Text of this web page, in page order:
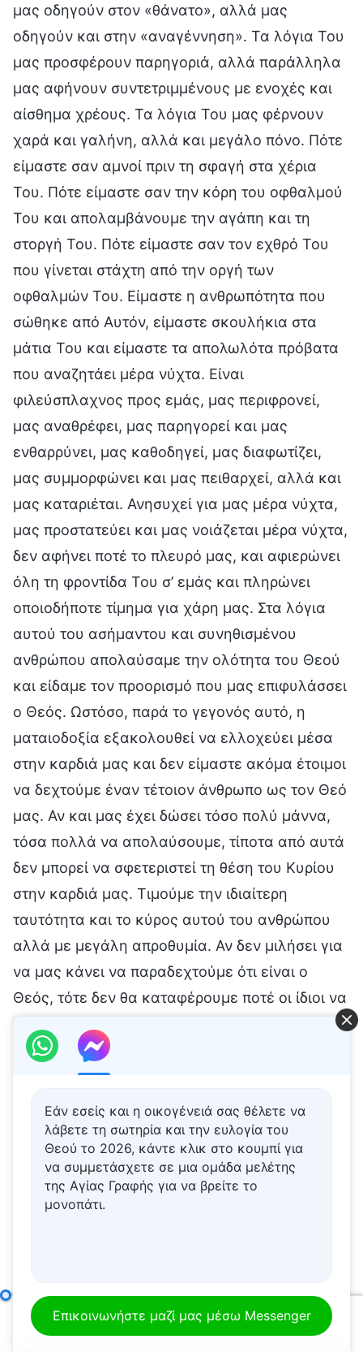
μας οδηγούν στον «θάνατο», αλλά μας
οδηγούν και στην «αναγέννηση». Τα λόγια Του
μας προσφέρουν παρηγοριά, αλλά παράλληλα
μας αφήνουν συντετριμμένους με ενοχές και
αίσθημα χρέους. Τα λόγια Του μας φέρνουν
χαρά και γαλήνη, αλλά και μεγάλο πόνο. Πότε
είμαστε σαν αμνοί πριν τη σφαγή στα χέρια
Του. Πότε είμαστε σαν την κόρη του οφθαλμού
Του και απολαμβάνουμε την αγάπη και τη
στοργή Του. Πότε είμαστε σαν τον εχθρό Του
που γίνεται στάχτη από την οργή των
οφθαλμών Του. Είμαστε η ανθρωπότητα που
σώθηκε από Αυτόν, είμαστε σκουλήκια στα
μάτια Του και είμαστε τα απολωλότα πρόβατα
που αναζητάει μέρα νύχτα. Είναι
φιλεύσπλαχνος προς εμάς, μας περιφρονεί,
μας αναθρέφει, μας παρηγορεί και μας
ενθαρρύνει, μας καθοδηγεί, μας διαφωτίζει,
μας συμμορφώνει και μας πειθαρχεί, αλλά και
μας καταριέται. Ανησυχεί για μας μέρα νύχτα,
μας προστατεύει και μας νοιάζεται μέρα νύχτα,
δεν αφήνει ποτέ το πλευρό μας, και αφιερώνει
όλη τη φροντίδα Του σ’ εμάς και πληρώνει
οποιοδήποτε τίμημα για χάρη μας. Στα λόγια
αυτού του ασήμαντου και συνηθισμένου
ανθρώπου απολαύσαμε την ολότητα του Θεού
και είδαμε τον προορισμό που μας επιφυλάσσει
ο Θεός. Ωστόσο, παρά το γεγονός αυτό, η
ματαιοδοξία εξακολουθεί να ελλοχεύει μέσα
στην καρδιά μας και δεν είμαστε ακόμα έτοιμοι
να δεχτούμε έναν τέτοιον άνθρωπο ως τον Θεό
μας. Αν και μας έχει δώσει τόσο πολύ μάννα,
τόσα πολλά να απολαύσουμε, τίποτα από αυτά
δεν μπορεί να σφετεριστεί τη θέση του Κυρίου
στην καρδιά μας. Τιμούμε την ιδιαίτερη
ταυτότητα και το κύρος αυτού του ανθρώπου
αλλά με μεγάλη απροθυμία. Αν δεν μιλήσει για
να μας κάνει να παραδεχτούμε ότι είναι ο
Θεός, τότε δεν θα καταφέρουμε ποτέ οι ίδιοι να
παραδεχτούμε ότι είναι ο Θεός που σύντομα θα
καταφτάσει, αλλά εργαζόταν ανάμεσά μας για
τόσον καιρό.
Ο λόγος του Θεού συνεχίζεται, και
χρησιμοποιεί διάφορες μεθόδους και οπτικές
για να μας μηνύσει τι να πράξουμε και να
εκφράσει τη φωνή της καρδιάς Του. Τα λόγια
Του αρχίζουν να μας έλκουν, αρχίζουμε να
εστιάζουμε στον τόνο και τον τρόπο της ομιλίας
Εάν εσείς και η οικογένειά σας θέλετε να
λάβετε τη σωτηρία και την ευλογία του
Θεού το 2026, κάντε κλικ στο κουμπί για
να συμμετάσχετε σε μια ομάδα μελέτης
της Αγίας Γραφής για να βρείτε το
μονοπάτι.
Επικοινωνήστε μαζί μας μέσω Messenger